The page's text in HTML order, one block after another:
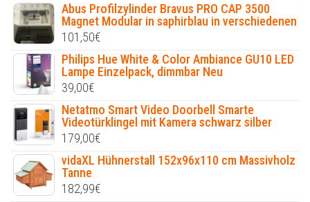
Abus Profilzylinder Bravus PRO CAP 3500
Magnet Modular in saphirblau in verschiedenen
101,50€
Philips Hue White & Color Ambiance GU10 LED
Lampe Einzelpack, dimmbar Neu
39,00€
Netatmo Smart Video Doorbell Smarte
Videotürklingel mit Kamera schwarz silber
179,00€
vidaXL Hühnerstall 152x96x110 cm Massivholz
Tanne
182,99€